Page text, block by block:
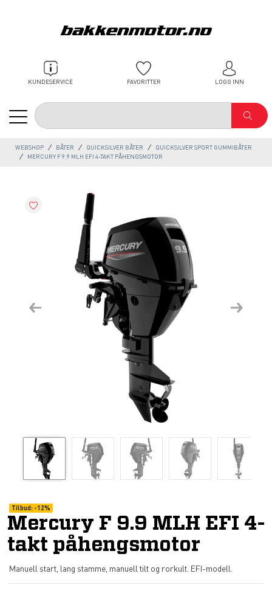
KUNDESERVICE FAVORITTER LOGG INN
WEBSHOP BÅTER QUICKSILVER BÅTER
QUICKSILVER SPORT GUMMIBÅTER
MERCURY F 9.9 MLH EFI 4-TAKT PÅHENGSMOTOR
Previous Next
Tilbud: -12%
Mercury F 9.9 MLH EFI 4-
takt påhengsmotor
Manuell start, lang stamme, manuell tilt og rorkult. EFI-modell.